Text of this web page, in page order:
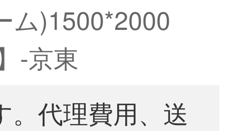
ム)1500*2000
-京東
代理費用、送